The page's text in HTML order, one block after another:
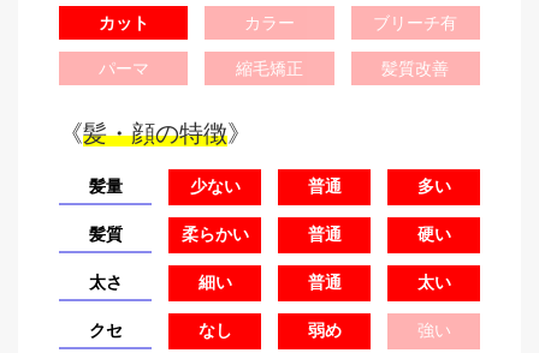
カット カラー ブリーチ有
パーマ 縮毛矯正 髪質改善
《髪・顔の特徴》
髪量 少ない 普通 多い
髪質 柔らかい 普通 硬い
太さ 細い 普通 太い
クセ なし 弱め 強い